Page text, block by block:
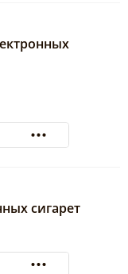
сигарет